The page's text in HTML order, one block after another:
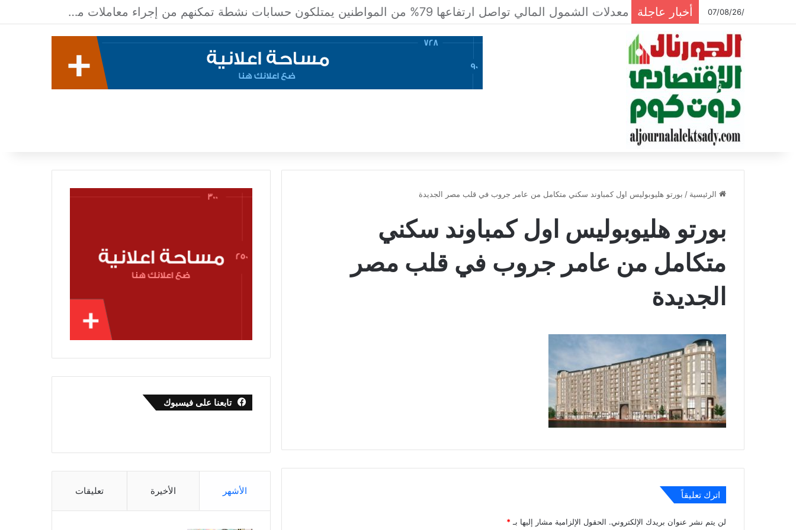
/07/08/26 أخبار عاجلة معدلات الشمول المالي تواصل ارتفاعها 79% من المواطنين يمتلكون حسابات نشطة تمكنهم من إجراء معاملات مالية
الرئيسية / بورتو هليوبوليس اول كمباوند سكني متكامل من عامر جروب في قلب مصر الجديدة
بورتو هليوبوليس اول كمباوند سكني
متكامل من عامر جروب في قلب مصر
الجديدة
اترك تعليقاً
لن يتم نشر عنوان بريدك الإلكتروني. الحقول الإلزامية مشار إليها بـ *
تابعنا على فيسبوك
الأشهر الأخيرة تعليقات